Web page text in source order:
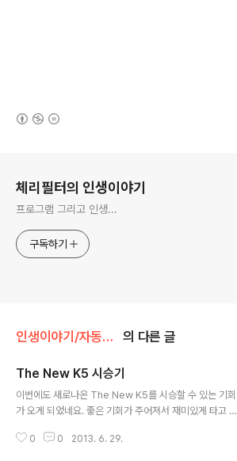
체리필터의 인생이야기
프로그램 그리고 인생...
구독하기
인생이야기/자동차 이야기 의 다른 글
The New K5 시승기
이번에도 새로나온 The New K5를 시승할 수 있는 기회
가 오게 되었네요. 좋은 기회가 주어져서 재미있게 타고 있
틈틈히 써내려 가야 겠습니다. 고로 지금 이 글과, 포스트의
0 0 2013. 6. 29.